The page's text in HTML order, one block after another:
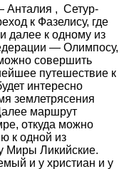
Анталия , Сетур-
к Фазелису, где
далее к одному из
— Олимпосу,
совершить
путешествие к
интересно
землетрясения
маршрут
откуда можно
к одной из
Миры Ликийские.
и у христиан и у